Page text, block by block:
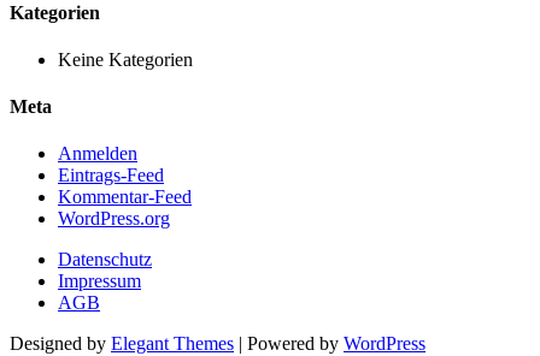
Kategorien
Keine Kategorien
Meta
Anmelden
Eintrags-Feed
Kommentar-Feed
WordPress.org
Datenschutz
Impressum
AGB
Designed by Elegant Themes | Powered by WordPress